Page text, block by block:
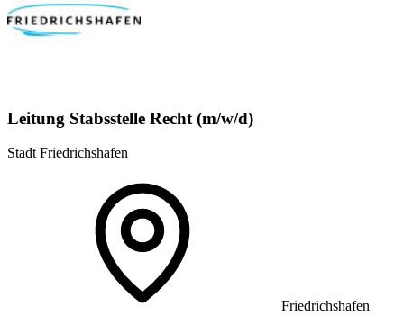
Leitung Stabsstelle Recht (m/w/d)
Stadt Friedrichshafen
Friedrichshafen